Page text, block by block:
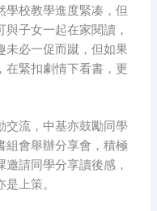
學校教學進度緊凑，但
子女一起在家閱讀，
未必一促而蹴，但如果
在緊扣劇情下看書，更
交流，中基亦鼓勵同學
組會舉辦分享會，積極
請同學分享讀後感，
上策。